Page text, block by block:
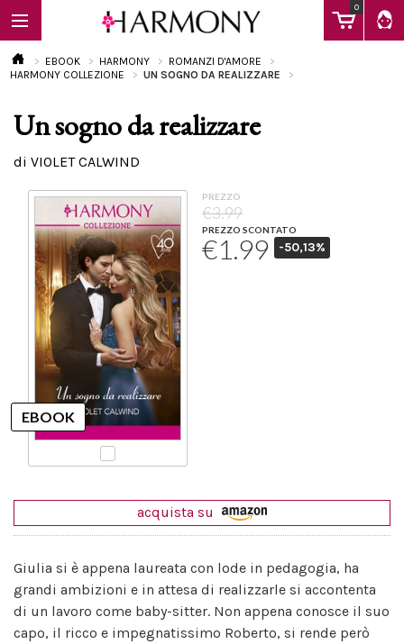
0
EBOOK
Calendario
EBOOK HARMONY
ROMANZI D'AMORE
HARMONY COLLEZIONE
UN SOGNO DA REALIZZARE
Un sogno da realizzare
di VIOLET CALWIND
PREZZO
€3.99
PREZZO SCONTATO
€1.99 -50,13%
acquista su
Giulia si è appena laureata con lode in pedagogia, ha
grandi ambizioni e in attesa di realizzarle si accontenta
di un lavoro come baby-sitter. Non appena conosce il suo
capo, il ricco e impegnatissimo Roberto, si rende però